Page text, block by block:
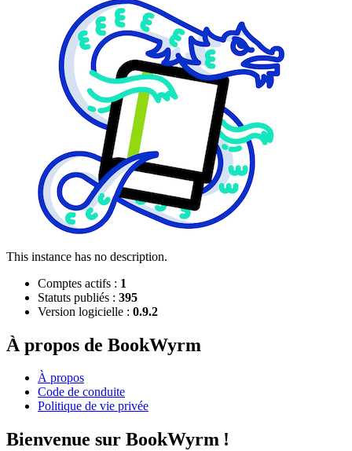
This instance has no description.
Comptes actifs : 1
Statuts publiés : 395
Version logicielle : 0.9.2
À propos de BookWyrm
À propos
Code de conduite
Politique de vie privée
Bienvenue sur BookWyrm !